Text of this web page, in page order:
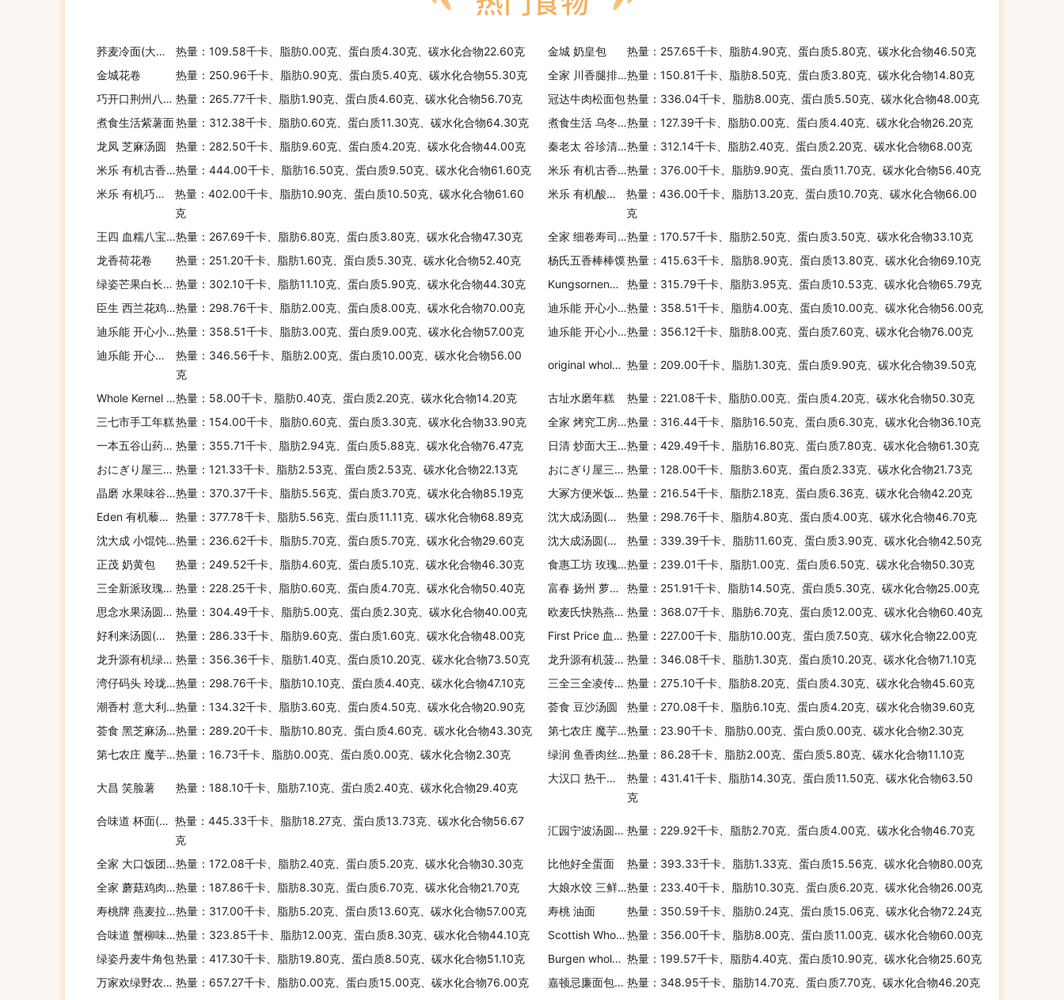
荞麦冷面(大同江) 热量：109.58千卡、脂肪0.00克、蛋白质4.30克、碳水化合物22.60克 金城 奶皇包
热量：257.65千卡、脂肪4.90克、蛋白质5.80克、碳水化合物46.50克
金城花卷
热量：250.96千卡、脂肪0.90克、蛋白质5.40克、碳水化合物55.30克 全家 川香腿排菜饭热量：150.81千卡、脂肪8.50克、蛋白质3.80克、碳水化合物14.80克
巧开口荆州八宝饭 热量：265.77千卡、脂肪1.90克、蛋白质4.60克、碳水化合物56.70克 冠达牛肉松面包热量：336.04千卡、脂肪8.00克、蛋白质5.50克、碳水化合物48.00克
煮食生活紫薯面热量：312.38千卡、脂肪0.60克、蛋白质11.30克、碳水化合物64.30克 煮食生活 乌冬面热量：127.39千卡、脂肪0.00克、蛋白质4.40克、碳水化合物26.20克
龙凤 芝麻汤圆
热量：282.50千卡、脂肪9.60克、蛋白质4.20克、碳水化合物44.00克 秦老太 谷珍清丽餐谷物粉热量：312.14千卡、脂肪2.40克、蛋白质2.20克、碳水化合物68.00克
米乐 有机古香脆麦片热量：444.00千卡、脂肪16.50克、蛋白质9.50克、碳水化合物61.60克 米乐 有机古香谷物什锦麦片热量：376.00千卡、脂肪9.90克、蛋白质11.70克、碳水化合物56.40克
米乐 有机巧克力什锦麦片
热量：402.00千卡、脂肪10.90克、蛋白质10.50克、碳水化合物61.60
克
米乐 有机酸奶柠檬脆麦片
热量：436.00千卡、脂肪13.20克、蛋白质10.70克、碳水化合物66.00
克
王四 血糯八宝饭热量：267.69千卡、脂肪6.80克、蛋白质3.80克、碳水化合物47.30克 全家 细卷寿司组合热量：170.57千卡、脂肪2.50克、蛋白质3.50克、碳水化合物33.10克
龙香荷花卷
热量：251.20千卡、脂肪1.60克、蛋白质5.30克、碳水化合物52.40克 杨氏五香棒棒馍热量：415.63千卡、脂肪8.90克、蛋白质13.80克、碳水化合物69.10克
绿姿芒果白长棒面包 热量：302.10千卡、脂肪11.10克、蛋白质5.90克、碳水化合物44.30克 Kungsornen瑞典松饼粉
热量：315.79千卡、脂肪3.95克、蛋白质10.53克、碳水化合物65.79克
臣生 西兰花鸡蛋小面片热量：298.76千卡、脂肪2.00克、蛋白质8.00克、碳水化合物70.00克 迪乐能 开心小水饺(虾仁蔬菜)热量：358.51千卡、脂肪4.00克、蛋白质10.00克、碳水化合物56.00克
迪乐能 开心小水饺(鱼肉蔬菜)热量：358.51千卡、脂肪3.00克、蛋白质9.00克、碳水化合物57.00克 迪乐能 开心小水饺(玉米蛋黄猪肉)热量：356.12千卡、脂肪8.00克、蛋白质7.60克、碳水化合物76.00克
迪乐能 开心小水饺(蛋黄南瓜猪肉)
热量：346.56千卡、脂肪2.00克、蛋白质10.00克、碳水化合物56.00
克
original wholemeal Original Wholemeal 纯麦包 热量：209.00千卡、脂肪1.30克、蛋白质9.90克、碳水化合物39.50克
Whole Kernel Corn 金黄栗米粒热量：58.00千卡、脂肪0.40克、蛋白质2.20克、碳水化合物14.20克 古址水磨年糕
热量：221.08千卡、脂肪0.00克、蛋白质4.20克、碳水化合物50.30克
三七市手工年糕热量：154.00千卡、脂肪0.60克、蛋白质3.30克、碳水化合物33.90克 全家 烤究工房老式唱片面包(热加工)热量：316.44千卡、脂肪16.50克、蛋白质6.30克、碳水化合物36.10克
一本五谷山药蔬麦餐 热量：355.71千卡、脂肪2.94克、蛋白质5.88克、碳水化合物76.47克 日清 炒面大王(糖醋排骨风味)热量：429.49千卡、脂肪16.80克、蛋白质7.80克、碳水化合物61.30克
おにぎり屋三角饭团(鸡肉沙拉) 热量：121.33千卡、脂肪2.53克、蛋白质2.53克、碳水化合物22.13克 おにぎり屋三角饭团(三文鱼沙拉) 热量：128.00千卡、脂肪3.60克、蛋白质2.33克、碳水化合物21.73克
晶磨 水果味谷物麦圈热量：370.37千卡、脂肪5.56克、蛋白质3.70克、碳水化合物85.19克 大冢方便米饭香菇烧鸡 热量：216.54千卡、脂肪2.18克、蛋白质6.36克、碳水化合物42.20克
Eden 有机藜麦(无麸质) 热量：377.78千卡、脂肪5.56克、蛋白质11.11克、碳水化合物68.89克 沈大成汤圆(豆沙桂花)
热量：298.76千卡、脂肪4.80克、蛋白质4.00克、碳水化合物46.70克
沈大成 小馄饨(鲜肉香菇)热量：236.62千卡、脂肪5.70克、蛋白质5.70克、碳水化合物29.60克 沈大成汤圆(黑芝麻)
热量：339.39千卡、脂肪11.60克、蛋白质3.90克、碳水化合物42.50克
正茂 奶黄包
热量：249.52千卡、脂肪4.60克、蛋白质5.10克、碳水化合物46.30克 食惠工坊 玫瑰之爱(粗粮玫瑰)热量：239.01千卡、脂肪1.00克、蛋白质6.50克、碳水化合物50.30克
三全新派玫瑰豆沙汤圆 热量：228.25千卡、脂肪0.60克、蛋白质4.70克、碳水化合物50.40克 富春 扬州 萝卜丝包
热量：251.91千卡、脂肪14.50克、蛋白质5.30克、碳水化合物25.00克
思念水果汤圆(清新草莓) 热量：304.49千卡、脂肪5.00克、蛋白质2.30克、碳水化合物40.00克 欧麦氏快熟燕麦片 热量：368.07千卡、脂肪6.70克、蛋白质12.00克、碳水化合物60.40克
好利来汤圆(红豆沙口味)
热量：286.33千卡、脂肪9.60克、蛋白质1.60克、碳水化合物48.00克 First Price 血糯芝麻汤圆 热量：227.00千卡、脂肪10.00克、蛋白质7.50克、碳水化合物22.00克
龙升源有机绿芦笋面 热量：356.36千卡、脂肪1.40克、蛋白质10.20克、碳水化合物73.50克 龙升源有机菠菜面 热量：346.08千卡、脂肪1.30克、蛋白质10.20克、碳水化合物71.10克
湾仔码头 玲珑汤圆(黑芝麻紫糯米)热量：298.76千卡、脂肪10.10克、蛋白质4.40克、碳水化合物47.10克 三全三全凌传统大汤圆原香黑芝麻 热量：275.10千卡、脂肪8.20克、蛋白质4.30克、碳水化合物45.60克
潮香村 意大利风味番茄肉酱面热量：134.32千卡、脂肪3.60克、蛋白质4.50克、碳水化合物20.90克 荟食 豆沙汤圆
热量：270.08千卡、脂肪6.10克、蛋白质4.20克、碳水化合物39.60克
荟食 黑芝麻汤圆热量：289.20千卡、脂肪10.80克、蛋白质4.60克、碳水化合物43.30克 第七农庄 魔芋纤纤面热量：23.90千卡、脂肪0.00克、蛋白质0.00克、碳水化合物2.30克
第七农庄 魔芋丝热量：16.73千卡、脂肪0.00克、蛋白质0.00克、碳水化合物2.30克 绿润 鱼香肉丝米饭套餐(中式菜肴)热量：86.28千卡、脂肪2.00克、蛋白质5.80克、碳水化合物11.10克
大昌 笑脸薯 热量：188.10千卡、脂肪7.10克、蛋白质2.40克、碳水化合物29.40克
大汉口 热干面(川味热干面)
热量：431.41千卡、脂肪14.30克、蛋白质11.50克、碳水化合物63.50
克
合味道 杯面(鸡肉味) 热量：445.33千卡、脂肪18.27克、蛋白质13.73克、碳水化合物56.67
克
汇园宁波汤圆(豆沙馅) 热量：229.92千卡、脂肪2.70克、蛋白质4.00克、碳水化合物46.70克
全家 大口饭团(新奥尔良烤鸡)热量：172.08千卡、脂肪2.40克、蛋白质5.20克、碳水化合物30.30克 比他好全蛋面
热量：393.33千卡、脂肪1.33克、蛋白质15.56克、碳水化合物80.00克
全家 蘑菇鸡肉笔管面热量：187.86千卡、脂肪8.30克、蛋白质6.70克、碳水化合物21.70克 大娘水饺 三鲜水饺(鲜肉白菜馅)热量：233.40千卡、脂肪10.30克、蛋白质6.20克、碳水化合物26.00克
寿桃牌 燕麦拉面(扇贝汤味)热量：317.00千卡、脂肪5.20克、蛋白质13.60克、碳水化合物57.00克 寿桃 油面
热量：350.59千卡、脂肪0.24克、蛋白质15.06克、碳水化合物72.24克
合味道 蟹柳味杯面热量：323.85千卡、脂肪12.00克、蛋白质8.30克、碳水化合物44.10克 Scottish Whole Rolled Porridge Oats热量：356.00千卡、脂肪8.00克、蛋白质11.00克、碳水化合物60.00克
绿姿丹麦牛角包热量：417.30千卡、脂肪19.80克、蛋白质8.50克、碳水化合物51.10克 Burgen wholegrain+oat bread 热量：199.57千卡、脂肪4.40克、蛋白质10.90克、碳水化合物25.60克
万家欢绿野农庄之淮山莲子面 热量：657.27千卡、脂肪0.00克、蛋白质15.00克、碳水化合物76.00克 嘉顿忌廉面包(巧克力味) 热量：348.95千卡、脂肪14.70克、蛋白质7.70克、碳水化合物46.20克